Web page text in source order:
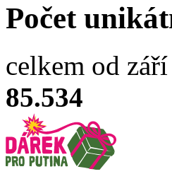
Počet
celkem od
85.534